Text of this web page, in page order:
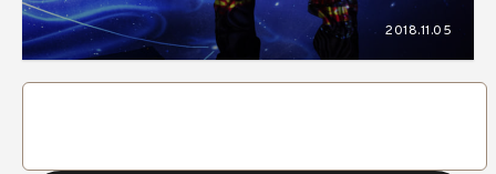
2018.11.05